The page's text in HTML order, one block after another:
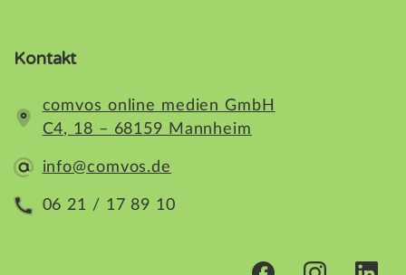
Kontakt
comvos online medien GmbH
C4, 18 – 68159 Mannheim
info@comvos.de
06 21 / 17 89 10